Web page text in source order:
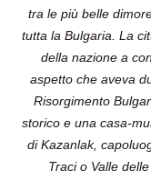
tra le più belle
tutta la Bulgaria. La
della nazione a
aspetto che aveva
Risorgimento
storico e una casa-
di Kazanlak,
Traci o Valle